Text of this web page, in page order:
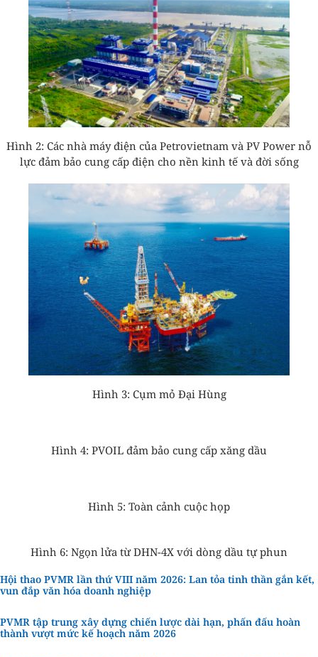
Hình 2: Các nhà máy điện của Petrovietnam và PV Power nỗ
lực đảm bảo cung cấp điện cho nền kinh tế và đời sống
Hình 3: Cụm mỏ Đại Hùng
Hình 4: PVOIL đảm bảo cung cấp xăng dầu
Hình 5: Toàn cảnh cuộc họp
Hình 6: Ngọn lửa từ DHN-4X với dòng dầu tự phun
Hội thao PVMR lần thứ VIII năm 2026: Lan tỏa tinh thần gắn kết,
vun đắp văn hóa doanh nghiệp
PVMR tập trung xây dựng chiến lược dài hạn, phấn đấu hoàn
thành vượt mức kế hoạch năm 2026